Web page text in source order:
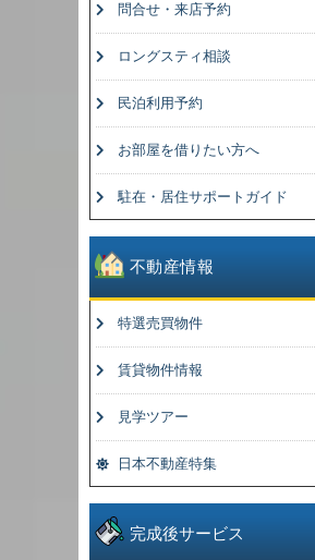
問合せ・来店予約
ロングスティ相談
民泊利用予約
お部屋を借りたい方へ
駐在・居住サポートガイド
不動産情報
特選売買物件
賃貸物件情報
見学ツアー
日本不動産特集
完成後サービス